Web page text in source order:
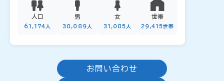
人口
61,174人
男
30,089人
女
31,085人
世帯
29,415世帯
お問い合わせ